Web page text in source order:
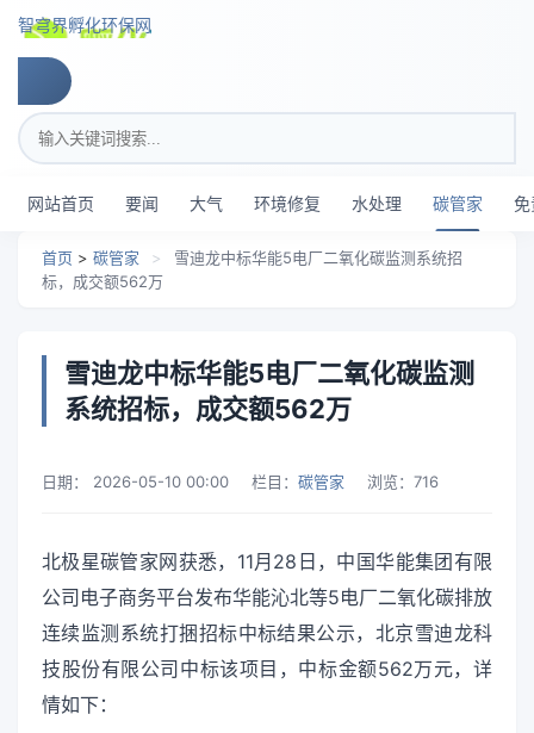
智穹界孵化环保网
搜索关键词
网站首页 要闻 大气 环境修复 水处理 碳管家 免
首页 > 碳管家 >
雪迪龙中标华能5电厂二氧化碳监测系统招
标，成交额562万
雪迪龙中标华能5电厂二氧化碳监测
系统招标，成交额562万
日期： 2026-05-10 00:00 栏目： 碳管家 浏览： 716
北极星碳管家网获悉，11月28日，中国华能集团有限
公司电子商务平台发布华能沁北等5电厂二氧化碳排放
连续监测系统打捆招标中标结果公示，北京雪迪龙科
技股份有限公司中标该项目，中标金额562万元，详
情如下：